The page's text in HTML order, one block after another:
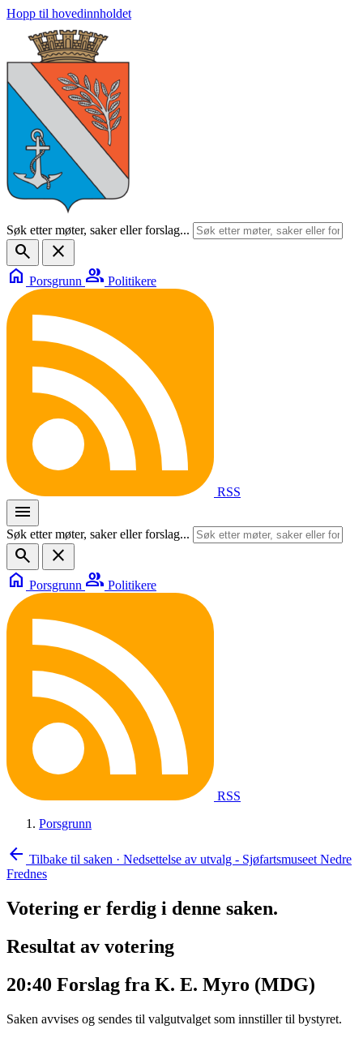
Hopp til hovedinnholdet
Søk etter møter, saker eller forslag...
search
close
home Porsgrunn group Politikere
RSS
menu
Søk etter møter, saker eller forslag...
search
close
home Porsgrunn group Politikere
RSS
Porsgrunn
arrow_back Tilbake til saken · Nedsettelse av utvalg - Sjøfartsmuseet Nedre
Frednes
Votering er ferdig i denne saken.
Resultat av votering
20:40 Forslag fra K. E. Myro (MDG)
Saken avvises og sendes til valgutvalget som innstiller til bystyret.